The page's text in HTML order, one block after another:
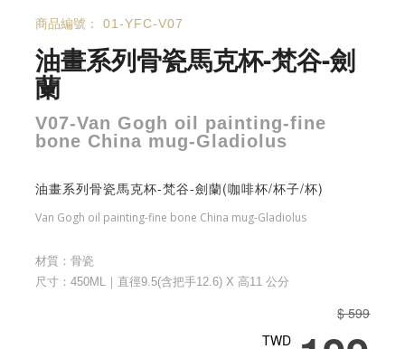
商品編號： 01-YFC-V07
油畫系列骨瓷馬克杯-梵谷-劍
蘭
V07-Van Gogh oil painting-fine
bone China mug-Gladiolus
油畫系列骨瓷馬克杯-梵谷-劍蘭(咖啡杯/杯子/杯)
Van Gogh oil painting-fine bone China mug-Gladiolus
材質：骨瓷
尺寸：450ML｜直徑9.5(含把手12.6) X 高11 公分
$ 599
TWD